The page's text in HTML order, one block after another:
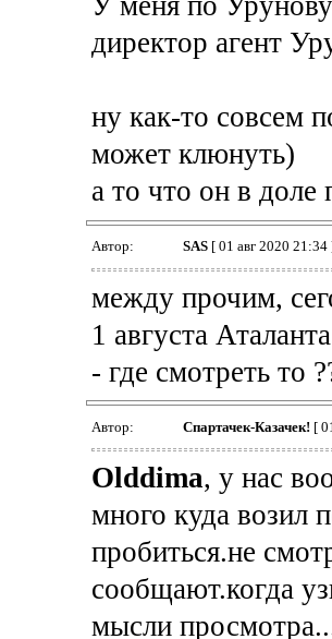
директор агент
ну как-то совсем
может клюнуть)
а то что он в доле
Автор: SAS[ 01 авг 2020 21:34
между прочим,
1 августа
- где смотреть то
Автор: Спартачек-Казачек! [
Olddima, у нас
много куда возил
пробиться.не
сообщают.когда
мысли